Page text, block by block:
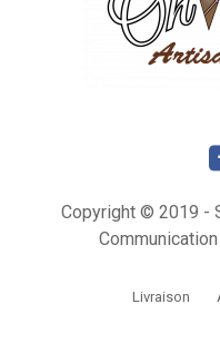
Copyright © 2019 -
Livraison